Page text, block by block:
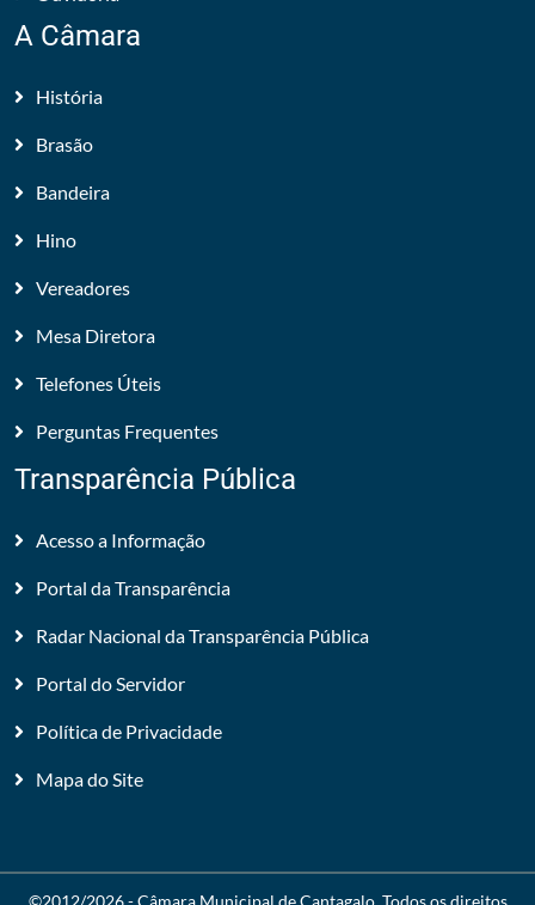
A Câmara
História
Brasão
Bandeira
Hino
Vereadores
Mesa Diretora
Telefones Úteis
Perguntas Frequentes
Transparência Pública
Acesso a Informação
Portal da Transparência
Radar Nacional da Transparência Pública
Portal do Servidor
Política de Privacidade
Mapa do Site
©2012/2026 -Câmara Municipal de Cantagalo. Todos os direitos